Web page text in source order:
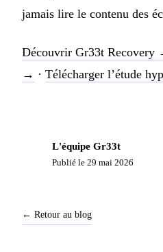
jamais lire le contenu des
Découvrir Gr33t Recovery
→ · Télécharger l’étude
L'équipe Gr33t
Publié le 29 mai 2026
← Retour au blog